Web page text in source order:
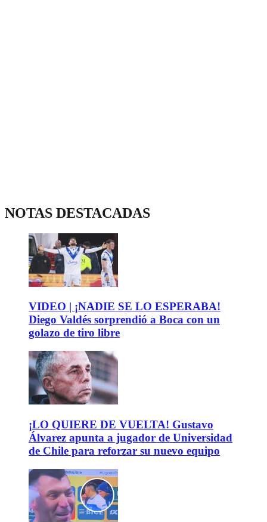
NOTAS DESTACADAS
VIDEO | ¡NADIE SE LO ESPERABA!
Diego Valdés sorprendió a Boca con un
golazo de tiro libre
¡LO QUIERE DE VUELTA! Gustavo
Álvarez apunta a jugador de Universidad
de Chile para reforzar su nuevo equipo